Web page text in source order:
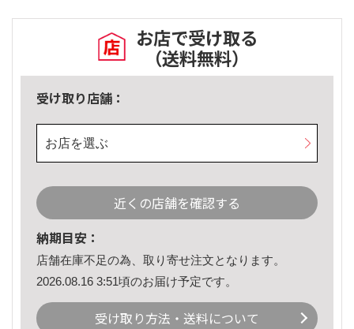
お店で受け取る
（送料無料）
受け取り店舗：
お店を選ぶ
近くの店舗を確認する
納期目安：
店舗在庫不足の為、取り寄せ注文となります。
2026.08.16 3:51頃のお届け予定です。
受け取り方法・送料について